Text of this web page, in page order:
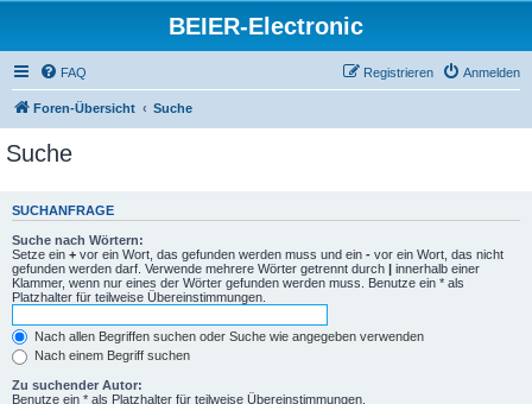
BEIER-Electronic
FAQ Anmelden
Registrieren
Foren-Übersicht Suche
Suche
SUCHANFRAGE
Suche nach Wörtern:
Setze ein + vor ein Wort, das gefunden werden muss und ein - vor ein Wort, das nicht
gefunden werden darf. Verwende mehrere Wörter getrennt durch | innerhalb einer
Klammer, wenn nur eines der Wörter gefunden werden muss. Benutze ein * als
Platzhalter für teilweise Übereinstimmungen.
Nach allen Begriffen suchen oder Suche wie angegeben verwenden
Nach einem Begriff suchen
Zu suchender Autor:
Benutze ein * als Platzhalter für teilweise Übereinstimmungen.